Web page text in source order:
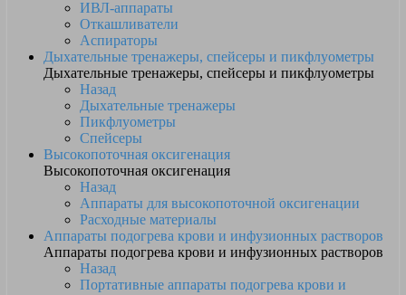
ИВЛ-аппараты
Откашливатели
Аспираторы
Дыхательные тренажеры, спейсеры и пикфлуометры
Дыхательные тренажеры, спейсеры и пикфлуометры
Назад
Дыхательные тренажеры
Пикфлуометры
Спейсеры
Высокопоточная оксигенация
Высокопоточная оксигенация
Назад
Аппараты для высокопоточной оксигенации
Расходные материалы
Аппараты подогрева крови и инфузионных растворов
Аппараты подогрева крови и инфузионных растворов
Назад
Портативные аппараты подогрева крови и